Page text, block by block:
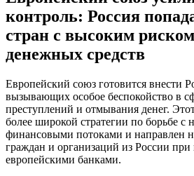
контроль: Россия
стран с высоким
денежных средств
Европейский союз готовится внести
вызывающих особое беспокойство в
преступлений и отмывания денег.
более широкой стратегии по борьбе с
финансовыми потоками и направлен
граждан и организаций из России при
европейскими банками.